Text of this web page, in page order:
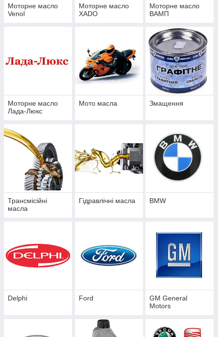
Моторне масло
Venol
Моторне масло
XADO
Моторне масло
ВАМП
Моторне масло
Лада-Люкс
Мото масла Змащення
Трансмісійні
масла
Гідравлічні масла BMW
Delphi Ford
GM General
Motors